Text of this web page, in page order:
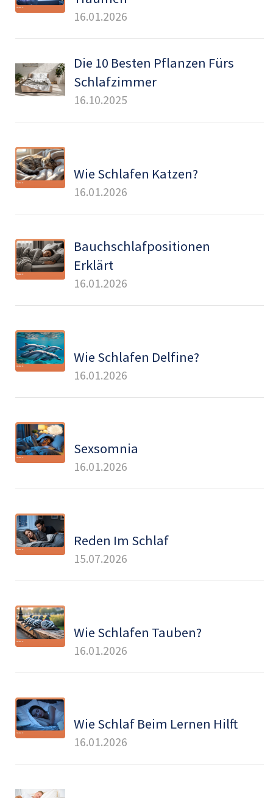
16.01.2026
Die 10 Besten Pflanzen Fürs
Schlafzimmer
16.10.2025
Wie Schlafen Katzen?
16.01.2026
Bauchschlafpositionen
Erklärt
16.01.2026
Wie Schlafen Delfine?
16.01.2026
Sexsomnia
16.01.2026
Reden Im Schlaf
15.07.2026
Wie Schlafen Tauben?
16.01.2026
Wie Schlaf Beim Lernen Hilft
16.01.2026